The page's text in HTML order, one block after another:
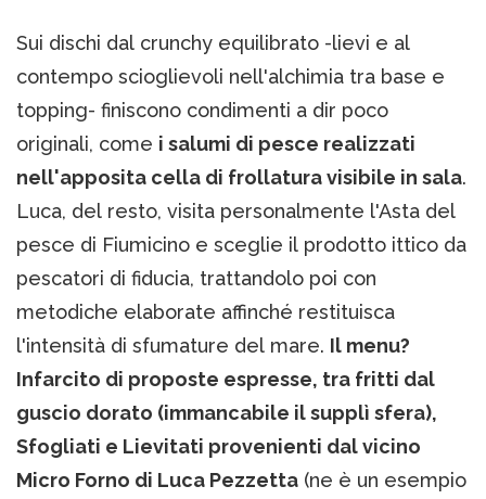
Sui dischi dal crunchy equilibrato -lievi e al
contempo scioglievoli nell'alchimia tra base e
topping- finiscono condimenti a dir poco
originali, come i salumi di pesce realizzati
nell'apposita cella di frollatura visibile in sala.
Luca, del resto, visita personalmente l'Asta del
pesce di Fiumicino e sceglie il prodotto ittico da
pescatori di fiducia, trattandolo poi con
metodiche elaborate affinché restituisca
l'intensità di sfumature del mare. Il menu?
Infarcito di proposte espresse, tra fritti dal
guscio dorato (immancabile il supplì sfera),
Sfogliati e Lievitati provenienti dal vicino
Micro Forno di Luca Pezzetta (ne è un esempio